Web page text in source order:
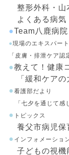
整形外科・山
よくある病気
●Team八鹿病院
●現場のエキスパート
「皮膚・排泄ケア認
●教えて！健康
「緩和ケアの
● 看護部だより
「七夕を通じて感
● トピックス
養父市病児保
● インフォメーショ
子どもの視機